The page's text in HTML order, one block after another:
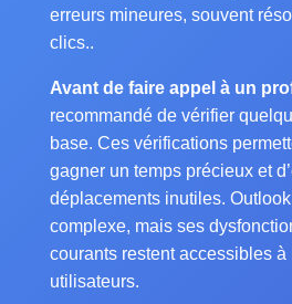
erreurs mineures, souvent
clics..
Avant de faire appel à un
recommandé de vérifier
base. Ces vérifications
gagner un temps précieux et
déplacements inutiles.
complexe, mais ses
courants restent accessibles à
utilisateurs.